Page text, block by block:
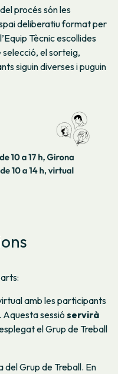
procés són les
deliberatiu format per
Tècnic escollides
el sorteig,
siguin diverses i puguin
amb les participants
Aquesta sessióservirà
el Grup de Treball
Grup de Treball. En